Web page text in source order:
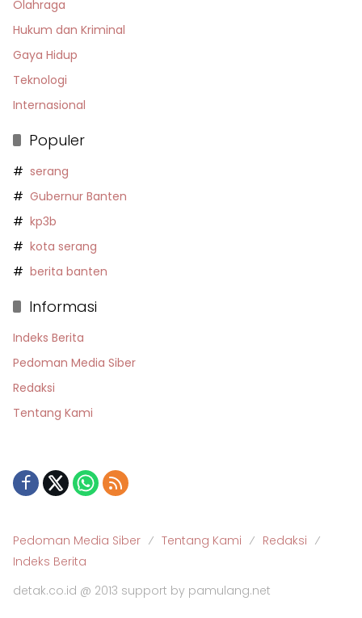
Olahraga
Hukum dan Kriminal
Gaya Hidup
Teknologi
Internasional
Populer
serang
Gubernur Banten
kp3b
kota serang
berita banten
Informasi
Indeks Berita
Pedoman Media Siber
Redaksi
Tentang Kami
Pedoman Media Siber Tentang Kami
Redaksi
Indeks Berita
detak.co.id @ 2013 support by pamulang.net